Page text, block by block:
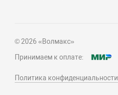
© 2026 «Волмакс»
Принимаем к оплате:
Политика конфиденциальности